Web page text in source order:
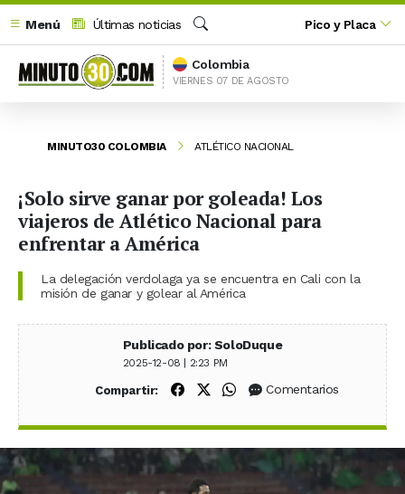
Menú
Últimas noticias
Buscar
Pico y Placa
Colombia
VIERNES 07 DE AGOSTO
MINUTO30 COLOMBIA ATLÉTICO NACIONAL
¡Solo sirve ganar por goleada! Los
viajeros de Atlético Nacional para
enfrentar a América
La delegación verdolaga ya se encuentra en Cali con la
misión de ganar y golear al América
Publicado por: SoloDuque
2025-12-08 | 2:23 PM
Compartir: Compartir en Facebook
Compartir en X (Twitter)
Compartir en WhatsApp
Comentarios